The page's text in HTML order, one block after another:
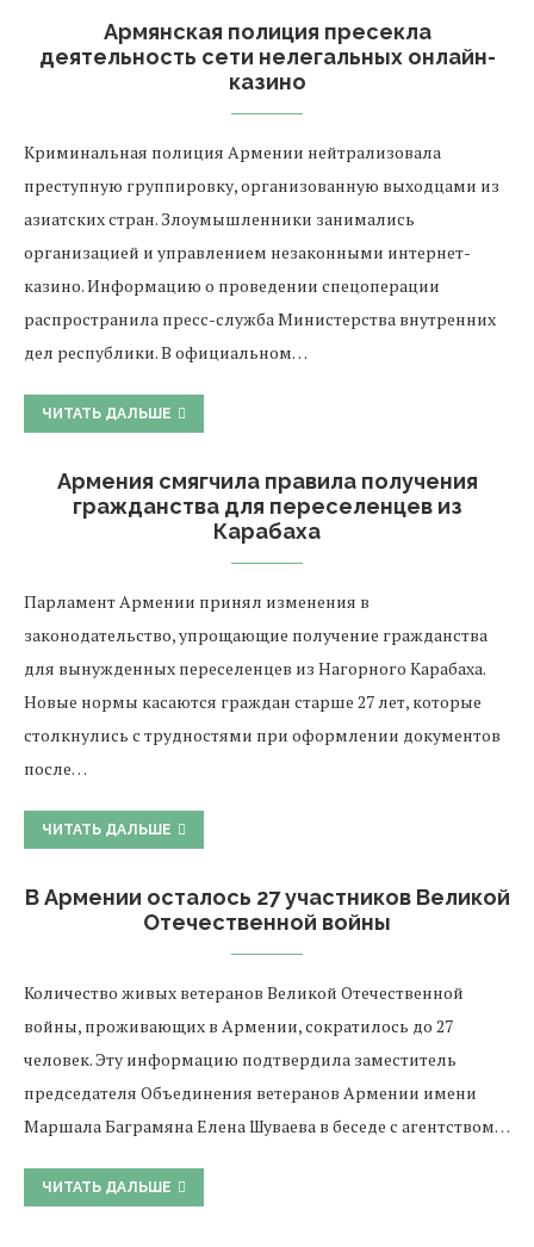
Армянская полиция пресекла
деятельность сети нелегальных онлайн-
казино
Криминальная полиция Армении нейтрализовала
преступную группировку, организованную выходцами из
азиатских стран. Злоумышленники занимались
организацией и управлением незаконными интернет-
казино. Информацию о проведении спецоперации
распространила пресс-служба Министерства внутренних
дел республики. В официальном…
ЧИТАТЬ ДАЛЬШЕ
Армения смягчила правила получения
гражданства для переселенцев из
Карабаха
Парламент Армении принял изменения в
законодательство, упрощающие получение гражданства
для вынужденных переселенцев из Нагорного Карабаха.
Новые нормы касаются граждан старше 27 лет, которые
столкнулись с трудностями при оформлении документов
после…
ЧИТАТЬ ДАЛЬШЕ
В Армении осталось 27 участников Великой
Отечественной войны
Количество живых ветеранов Великой Отечественной
войны, проживающих в Армении, сократилось до 27
человек. Эту информацию подтвердила заместитель
председателя Объединения ветеранов Армении имени
Маршала Баграмяна Елена Шуваева в беседе с агентством…
ЧИТАТЬ ДАЛЬШЕ